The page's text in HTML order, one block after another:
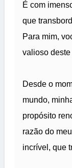
É com
que
Para mim,
valioso deste
Desde o
mundo,
propósito
razão do
incrível, que